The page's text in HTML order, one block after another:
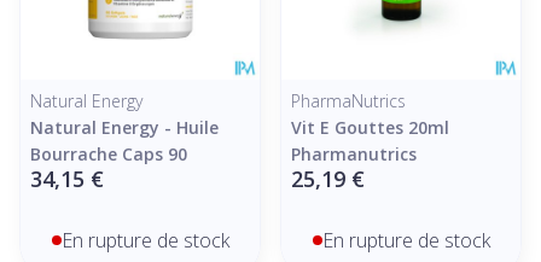
Natural Energy
Natural Energy - Huile
Bourrache Caps 90
34,15 €
En rupture de stock
PharmaNutrics
Vit E Gouttes 20ml
Pharmanutrics
25,19 €
En rupture de stock